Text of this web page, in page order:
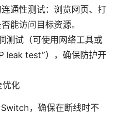
通性测试：浏览网页、打
能访问目标资源。
测试（可使用网络工具或
leak test”），确保防护开
优化
，确保在断线时不